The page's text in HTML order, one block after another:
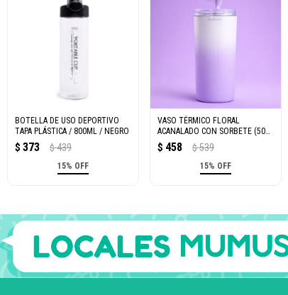
BOTELLA DE USO DEPORTIVO
TAPA PLÁSTICA / 800ML / NEGRO
$ 373 $ 439
15% OFF
VASO TÉRMICO FLORAL
ACANALADO CON SORBETE (500
ML / VIOLETA)
$ 458 $ 539
15% OFF